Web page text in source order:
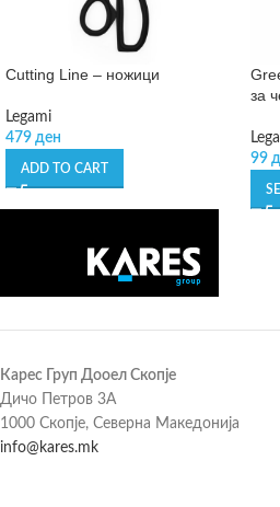
Cutting Line – ножици
Legami
479 ден
ADD TO CART
за
99
Карес Груп Дооел Скопје
Дичо Петров 3А
1000 Скопје, Северна Македонија
info@kares.mk